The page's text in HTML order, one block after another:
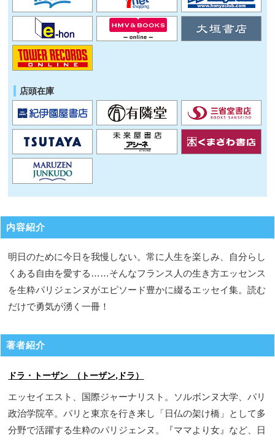
店頭在庫
内容紹介
明日のために今日を我慢しない。常に人生を楽しみ、自分らし
くある自由を愛する……そんなフランス人の生き方エッセンス
を生粋パリジェンヌがエピソード豊かに綴るエッセイ集。読む
だけで勇気が湧く一冊！
著者紹介
ドラ・トーザン （トーザン,ドラ）
エッセイエスト、国際ジャーナリスト。ソルボンヌ大学、パリ
政治学院卒。パリと東京を行き来し「日仏の架け橋」として多
分野で活躍する生粋のパリジェンヌ。『ママより女』など、日